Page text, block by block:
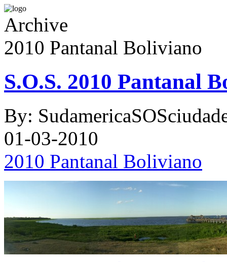
Archive
2010 Pantanal Boliviano
S.O.S. 2010 Pantanal
By:
01-03-2010
2010 Pantanal Boliviano